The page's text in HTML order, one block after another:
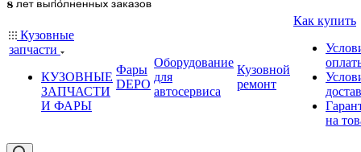
Кузовные
запчасти
КУЗОВНЫЕ
ЗАПЧАСТИ
И ФАРЫ
Фары
DEPO
Оборудование
для
автосервиса
Кузовной
ремонт
Как купить
на